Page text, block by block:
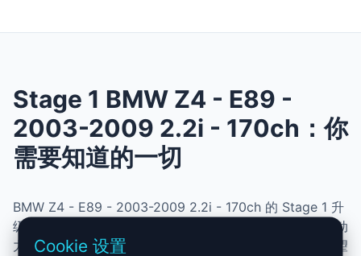
Stage 1 BMW Z4 - E89 -
2003-2009 2.2i - 170ch：你
需要知道的一切
BMW Z4 - E89 - 2003-2009 2.2i - 170ch 的 Stage 1 升
级结合了性能、安全与简便性。无需机械改动，即可提升动
力、扭矩并优化油耗。非常适合追求更灵敏驾驶体验且希望
Cookie 设置